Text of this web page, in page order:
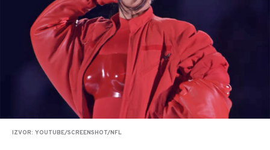
IZVOR: YOUTUBE/SCREENSHOT/NFL